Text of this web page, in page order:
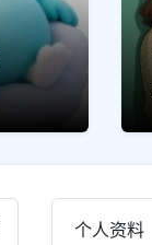
个人资料